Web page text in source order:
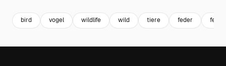
bird vogel wildlife wild tiere feder